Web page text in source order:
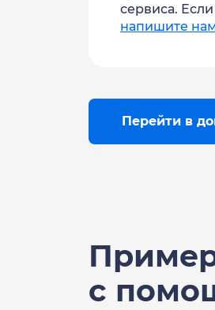
сервиса.
напишите
Перейти в
с